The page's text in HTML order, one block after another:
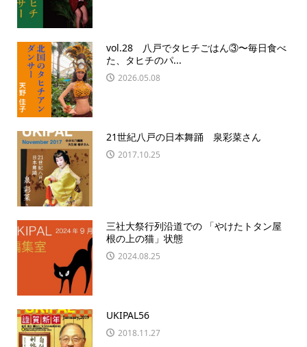
vol.28 八戸でタヒチごはん③〜毎日食べ
た、タヒチのパ...
2026.05.08
21世紀八戸の日本舞踊 泉彩菜さん
2017.10.25
三社大祭行列沿道での 「やけたトタン屋
根の上の猫」状態
2024.08.25
UKIPAL56
2018.11.27